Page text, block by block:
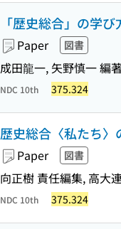
「歴史総合」の学
Paper 図書
成田龍一, 矢野慎一 編
NDC 10th 375.324
歴史総合〈私たち
Paper 図書
向正樹 責任編集, 高大
NDC 10th 375.324